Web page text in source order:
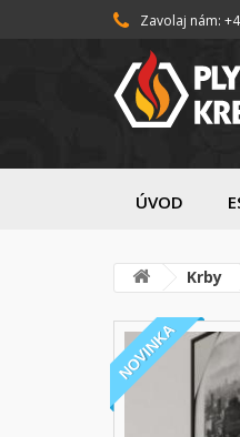
Zavolaj nám:
ÚVOD
Krby
NOVINKA